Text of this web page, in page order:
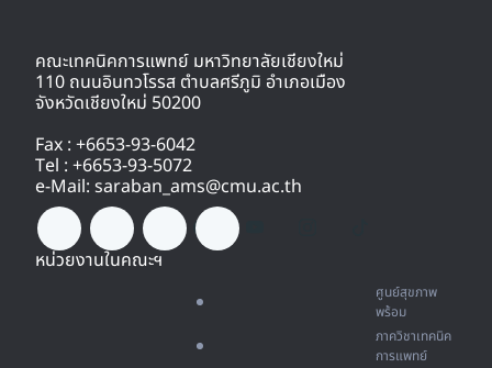
คณะเทคนิคการแพทย์ มหาวิทยาลัยเชียงใหม่
110 ถนนอินทวโรรส ตำบลศรีภูมิ อำเภอเมือง
จังหวัดเชียงใหม่ 50200
Fax : +6653-93-6042
Tel : +6653-93-5072
e-Mail: saraban_ams@cmu.ac.th
หน่วยงานในคณะฯ
ศูนย์สุขภาพ
พร้อม
ภาควิชาเทคนิค
การแพทย์